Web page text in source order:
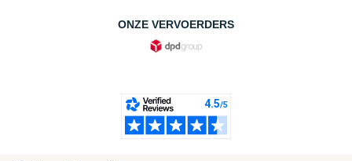
ONZE VERVOERDERS